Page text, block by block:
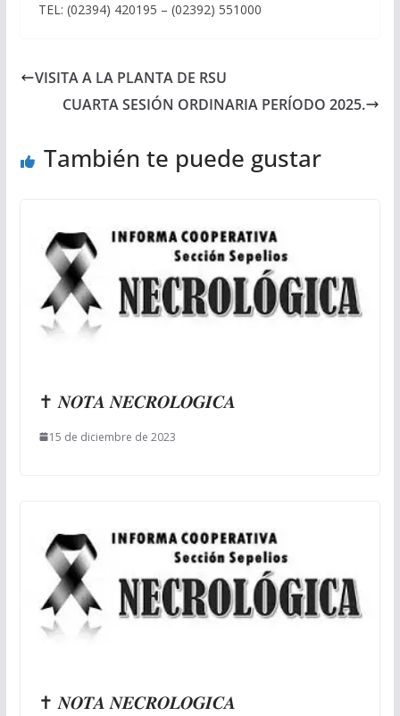
TEL: (02394) 420195 – (02392) 551000
VISITA A LA PLANTA DE RSU
CUARTA SESIÓN ORDINARIA PERÍODO 2025.
También te puede gustar
✝ 𝑵𝑶𝑻𝑨 𝑵𝑬𝑪𝑹𝑶𝑳𝑶𝑮𝑰𝑪𝑨
15 de diciembre de 2023
✝ 𝑵𝑶𝑻𝑨 𝑵𝑬𝑪𝑹𝑶𝑳𝑶𝑮𝑰𝑪𝑨